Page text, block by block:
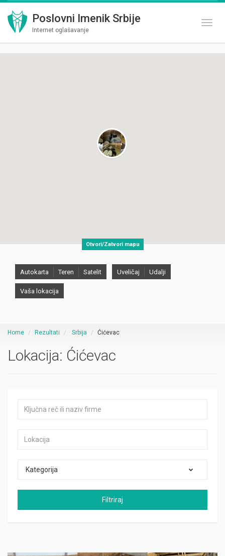
Poslovni Imenik Srbije
Internet oglašavanje
Otvori/Zatvori mapu
Autokarta Teren Satelit Uveličaj Udalji
Vaša lokacija
Home Rezultati Srbija Ćićevac
Lokacija: Ćićevac
Kategorija
Filtriraj